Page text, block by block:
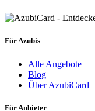
Für Azubis
Alle Angebote
Blog
Über AzubiCard
Für Anbieter